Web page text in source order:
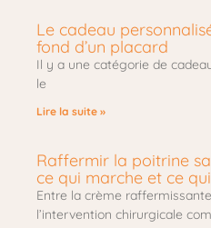
Le cadeau
fond d’un placard
Il y a une catégorie de
le
Lire la suite »
Raffermir la poitrine
ce qui marche et ce
Entre la crème
l’intervention chirurgicale